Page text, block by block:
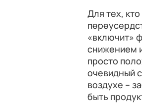
Для тех,
«включит»
снижением
просто
очевидный
воздухе –
быть